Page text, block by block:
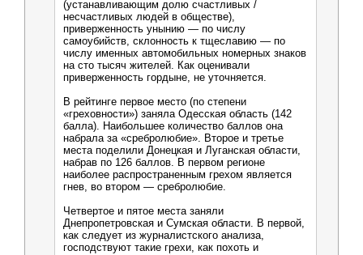
(устанавливающим долю счастливых /
несчастливых людей в обществе),
приверженность унынию — по числу
самоубийств, склонность к тщеславию — по
числу именных автомобильных номерных знаков
на сто тысяч жителей. Как оценивали
приверженность гордыне, не уточняется.
В рейтинге первое место (по степени
«греховности») заняла Одесская область (142
балла). Наибольшее количество баллов она
набрала за «сребролюбие». Второе и третье
места поделили Донецкая и Луганская области,
набрав по 126 баллов. В первом регионе
наиболее распространенным грехом является
гнев, во втором — сребролюбие.
Четвертое и пятое места заняли
Днепропетровская и Сумская области. В первой,
как следует из журналистского анализа,
господствуют такие грехи, как похоть и